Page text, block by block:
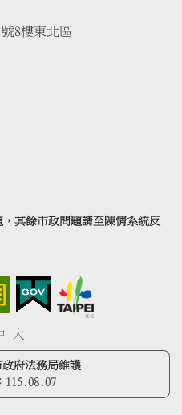
8樓東北區
其餘市政問題請至陳情系統反
大
府法務局維護
115.08.07